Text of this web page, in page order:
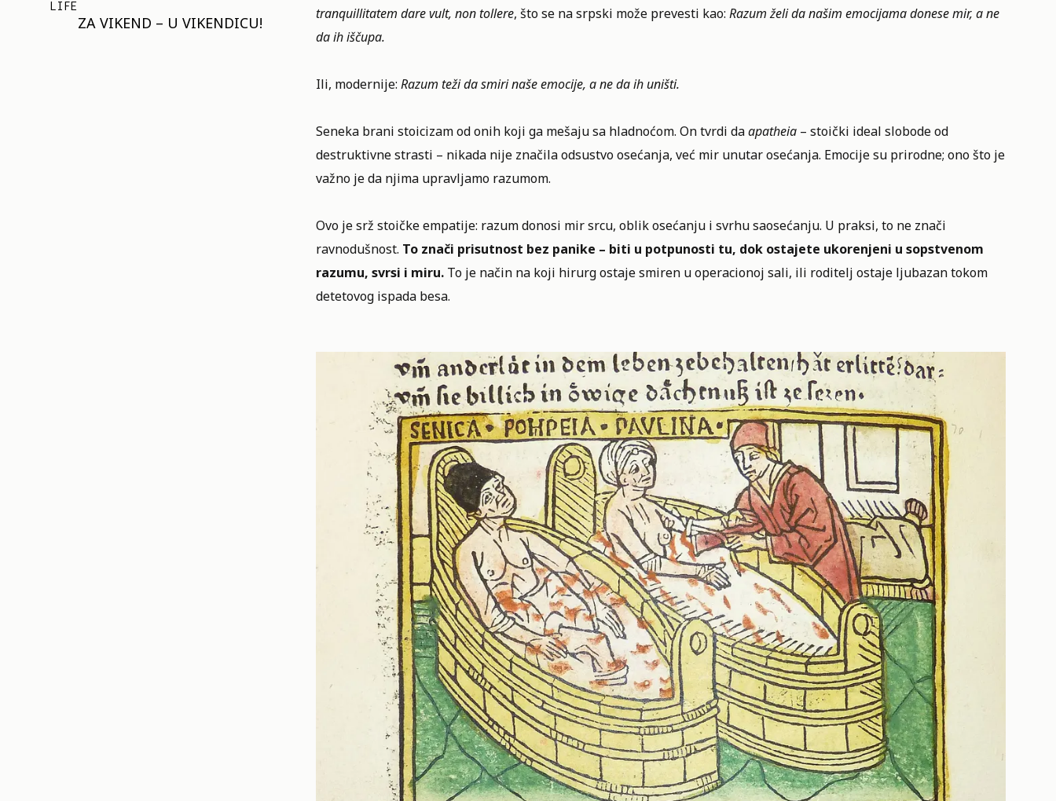
LIFE
ZA VIKEND – U VIKENDICU!
tranquillitatem dare vult, non tollere, što se na srpski može prevesti kao: Razum želi da našim emocijama donese mir, a ne
da ih iščupa.
Ili, modernije: Razum teži da smiri naše emocije, a ne da ih uništi.
Seneka brani stoicizam od onih koji ga mešaju sa hladnoćom. On tvrdi daapatheia– stoički ideal slobode od
destruktivne strasti – nikada nije značila odsustvo osećanja, već mir unutar osećanja. Emocije su prirodne; ono što je
važno je da njima upravljamo razumom.
Ovo je srž stoičke empatije: razum donosi mir srcu, oblik osećanju i svrhu saosećanju. U praksi, to ne znači
ravnodušnost. To znači prisutnost bez panike – biti u potpunosti tu, dok ostajete ukorenjeni u sopstvenom
razumu, svrsi i miru. To je način na koji hirurg ostaje smiren u operacionoj sali, ili roditelj ostaje ljubazan tokom
detetovog ispada besa.